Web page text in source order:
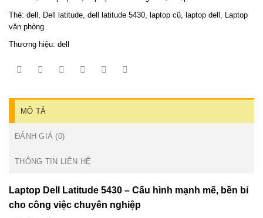
Thẻ: dell Dell latitude dell latitude 5430 laptop cũ laptop dell
Laptop
văn phòng
Thương hiệu: dell
MÔ TẢ
ĐÁNH GIÁ (0)
THÔNG TIN LIÊN HỆ
Laptop Dell Latitude 5430 – Cấu hình mạnh mẽ, bền bỉ
cho công việc chuyên nghiệp